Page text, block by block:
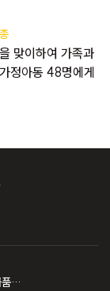
맞이하여 가족과
정아동 48명에게
곧장기부 제5기(2025.07.01.~2026.06.30.) 기부금품 모집결과 보고